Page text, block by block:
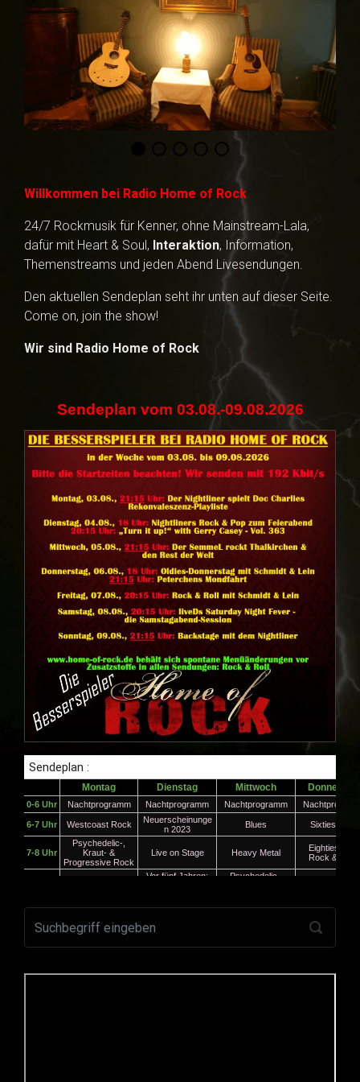
Willkommen bei Radio Home of Rock
24/7 Rockmusik für Kenner, ohne Mainstream-Lala,
dafür mit Heart & Soul, Interaktion, Information,
Themenstreams und jeden Abend Livesendungen.
Den aktuellen Sendeplan seht ihr unten auf dieser Seite.
Come on, join the show!
Wir sind Radio Home of Rock
Sendeplan vom 03.08.-09.08.2026